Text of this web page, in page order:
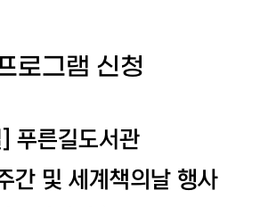
로그램 신청
] 푸른길도서관
간 및 세계책의날 행사